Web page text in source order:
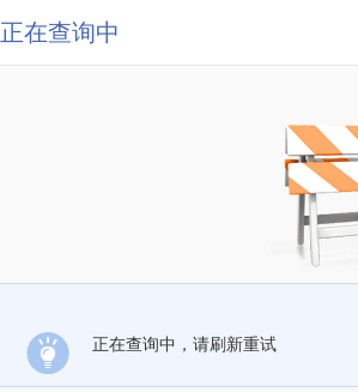
正在查询中
正在查询中，请刷新重试